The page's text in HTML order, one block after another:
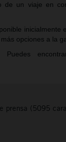
un viaje en
inicialmente
opciones a la
Puedes
prensa (5095